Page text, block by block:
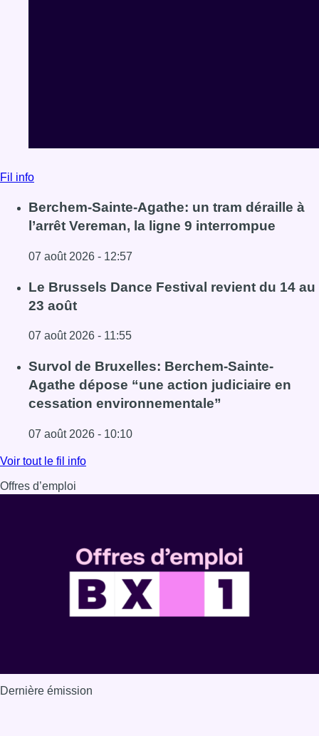
Fil info
Berchem-Sainte-Agathe: un tram déraille à
l’arrêt Vereman, la ligne 9 interrompue
07 août 2026 - 12:57
Lire l'article Berchem-Sainte-Agathe: un tram déraille à
Le Brussels Dance Festival revient du 14 au
23 août
07 août 2026 - 11:55
Lire l'article Le Brussels Dance Festival revient du 14 au
Survol de Bruxelles: Berchem-Sainte-
Agathe dépose “une action judiciaire en
cessation environnementale”
07 août 2026 - 10:10
Lire l'article Survol de Bruxelles: Berchem-Sainte-
Voir tout le fil info
Offres d’emploi
Dernière émission